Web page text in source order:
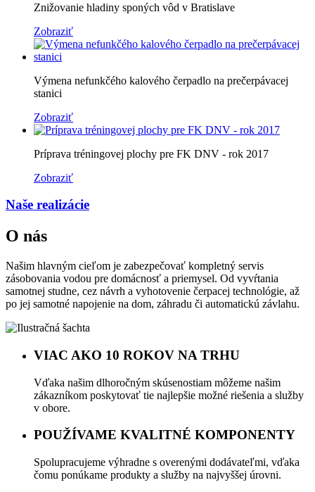
Znižovanie hladiny sponých vôd v Bratislave
Zobraziť
Výmena nefunkčého kalového čerpadlo na prečerpávacej
stanici
Zobraziť
Príprava tréningovej plochy pre FK DNV - rok 2017
Zobraziť
Naše realizácie
O nás
Našim hlavným cieľom je zabezpečovať kompletný servis
zásobovania vodou pre domácnosť a priemysel. Od vyvŕtania
samotnej studne, cez návrh a vyhotovenie čerpacej technológie, až
po jej samotné napojenie na dom, záhradu či automatickú závlahu.
VIAC AKO 10 ROKOV NA TRHU
Vďaka našim dlhoročným skúsenostiam môžeme našim
zákazníkom poskytovať tie najlepšie možné riešenia a služby
v obore.
POUŽÍVAME KVALITNÉ KOMPONENTY
Spolupracujeme výhradne s overenými dodávateľmi, vďaka
čomu ponúkame produkty a služby na najvyššej úrovni.